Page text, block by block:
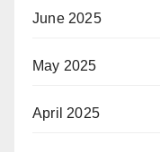
June 2025
May 2025
April 2025